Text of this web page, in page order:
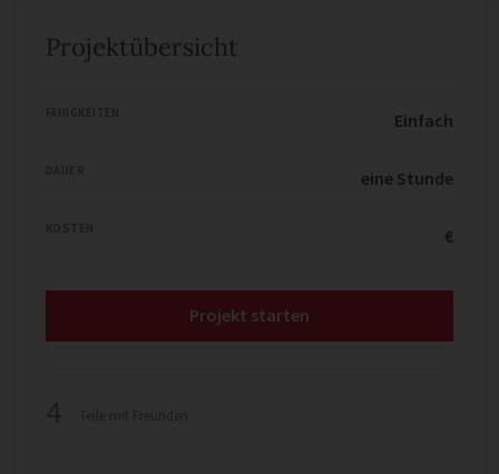
Projektübersicht
Einfach
eine Stunde
€
Projekt starten